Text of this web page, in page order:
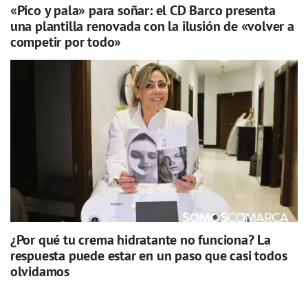
«Pico y pala» para soñar: el CD Barco presenta
una plantilla renovada con la ilusión de «volver a
competir por todo»
¿Por qué tu crema hidratante no funciona? La
respuesta puede estar en un paso que casi todos
olvidamos